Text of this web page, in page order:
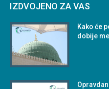
IZDVOJENO ZA VAS
Kako će
dobije